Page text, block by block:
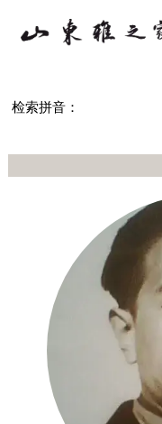
检索拼音：